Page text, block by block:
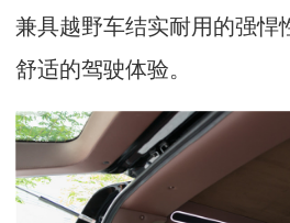
兼具越野车结实耐用的强悍
舒适的驾驶体验。